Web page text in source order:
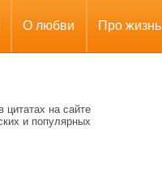
О любви Про жизнь
на сайте
и популярных